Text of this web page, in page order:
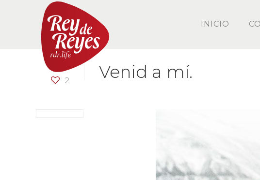
INICIO
2 Venid a mí.